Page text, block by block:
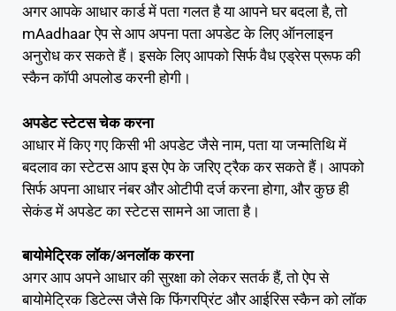
अगर आपके आधार कार्ड में पता गलत है या आपने घर बदला है, तो
mAadhaar ऐप से आप अपना पता अपडेट के लिए ऑनलाइन
अनुरोध कर सकते हैं। इसके लिए आपको सिर्फ वैध एड्रेस प्रूफ की
स्कैन कॉपी अपलोड करनी होगी।
अपडेट स्टेटस चेक करना
आधार में किए गए किसी भी अपडेट जैसे नाम, पता या जन्मतिथि में
बदलाव का स्टेटस आप इस ऐप के जरिए ट्रैक कर सकते हैं। आपको
सिर्फ अपना आधार नंबर और ओटीपी दर्ज करना होगा, और कुछ ही
सेकंड में अपडेट का स्टेटस सामने आ जाता है।
बायोमेट्रिक लॉक/अनलॉक करना
अगर आप अपने आधार की सुरक्षा को लेकर सतर्क हैं, तो ऐप से
बायोमेट्रिक डिटेल्स जैसे कि फिंगरप्रिंट और आईरिस स्कैन को लॉक